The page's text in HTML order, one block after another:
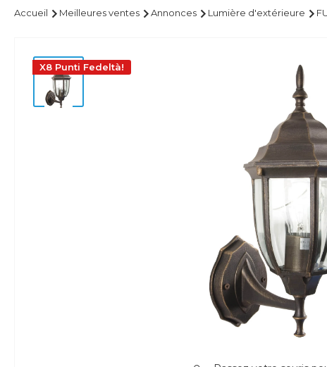
Accueil Meilleures ventes Annonces Lumière d'extérieure
X8 Punti Fedeltà!